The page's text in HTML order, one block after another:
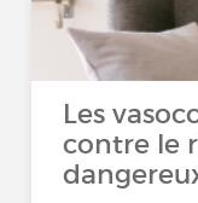
Les
contre le